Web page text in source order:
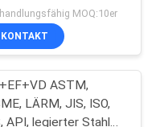
26
EF+LF+VDMOQ:10er
KONTAKT
ASTM,
LÄRM, JIS, ISO,
API, legierter Stahl